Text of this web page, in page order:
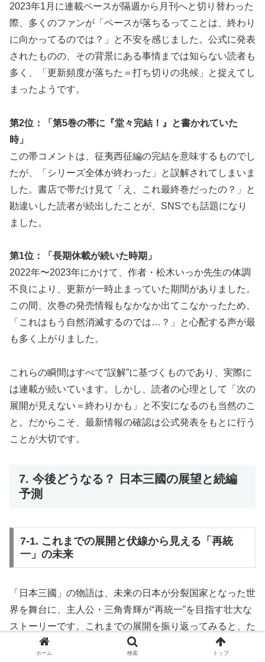
2023年1月に連載ペースが隔週から月刊へと切り替わった
際、多くのファンが「ペースが落ちるってことは、終わり
に向かってるのでは？」と不安を感じました。公式に発表
されたものの、その背景にある事情までは知らない読者も
多く、「更新頻度が落ちた＝打ち切りの兆候」と捉えてし
まったようです。
第2位：「第5巻の帯に『堂々完結！』と書かれていた
時」
この帯コメントは、征夷西征編の完結を意味するものでし
たが、「シリーズ全体が終わった」と誤解されてしまいま
した。書店で帯だけ見て「え、これ最終巻だったの？」と
勘違いした読者が続出したことが、SNSでも話題になり
ました。
第1位：「長期休載が続いた時期」
2022年〜2023年にかけて、作者・松木いっか先生の体調
不良により、更新が一時止まっていた期間がありました。
この間、次巻の発売情報もなかなか出てこなかったため、
「これはもう自然消滅するのでは…？」と心配する声が最
も多く上がりました。
これらの瞬間はすべて“誤解”に基づくものであり、実際に
は連載が続いています。しかし、読者の心理として「次の
展開が見えない＝終わりかも」と不安になるのも当然のこ
と。だからこそ、最新情報の確認は公式発表をもとに行う
ことが大切です。
7. 今後どうなる？ 日本三國の展望と続編
予測
7-1. これまでの展開と伏線から見える「再統
一」の未来
「日本三國」の物語は、未来の日本が分裂国家となった世
界を舞台に、主人公・三角青輝が“再統一”を目指す壮大な
ストーリーです。これまでの展開を振り返ってみると、た
だのアクション作品ではなく、政治・戦略・人間ドラマが
ホーム 検索 トップ